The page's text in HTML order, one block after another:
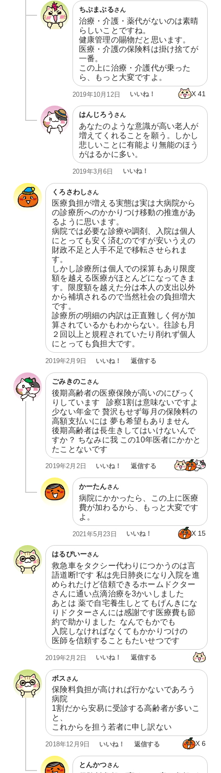
ちぷまぶるさん
治療・介護・薬代がないのは素晴
らしいことですね。
健康管理の賜物だと思います。
医療・介護の保険料は掛け捨てが
一番。
この上に治療・介護代が乗った
ら、もっと大変ですよ。
X41
2019年10月12日 いいね！
はんじろう さん
あなたのような意識が高い老人が
増えてくれることを願う。しかし
悲しいことに有能より無能のほう
がはるかに多い。
2019年3月6日 いいね！
くろさわしさん
医療負担が増える実態は実は大病院から
の診療所へのかかりつけ移動の推進があ
るように思います。
病院では必要な診療や調剤、入院は個人
にとっても安く済むのですが安いうえの
財政不足と人手不足で移転させられま
す。
しかし診療所は個人での採算もあり限度
額を越える医療がほとんどになってきま
す。限度額を越えた分は本人の支出以外
から補填されるので当然社会の負担増大
です。
診療所の明細の内訳は正直難しく何が加
算されているかもわからない。往診も月
２回以上と規程されていたり削れず個人
にとっても負担大です。
2019年2月9日 いいね！ 返信する
ごみきのこ さん
後期高齢者の医療保険が高いのにびっく
りしています   診察1割は意味ないですよ
少ない年金で 贅沢もせず毎月の保険料の
高額支払いには 夢も希望もありません
後期高齢者は長生きしてはいけないんで
すか？ ちなみに我 この10年医者にかかと
たことないです
2019年2月2日 いいね！ 返信する
かーたんさん
病院にかかったら、この上に医療
費が加わるから、もっと大変です
よ。
X 15
2021年5月23日 いいね！
はるぴいーさん
救急車をタクシー代わりにつかうのは言
語道断!です 私は先日肺炎になり入院を進
められたけど信頼できるホームドクター
さんに通い点滴治療を3かいしました
あとは 薬で自宅養生しとてもげんきにな
りドクターさんには感謝です医療費も節
約で助かりました  なんでもかでも
入院しなければなくてもかかりつけの
医師を信頼することもたいせつです
2019年2月2日 いいね！ 返信する
ボス さん
保険料負担が高ければ行かないであろう
病院
1割だから安易に受診する高齢者が多いこ
と、
これからを担う若者に申し訳ない
X6
2018年12月9日 いいね！ 返信する
とんかつさん